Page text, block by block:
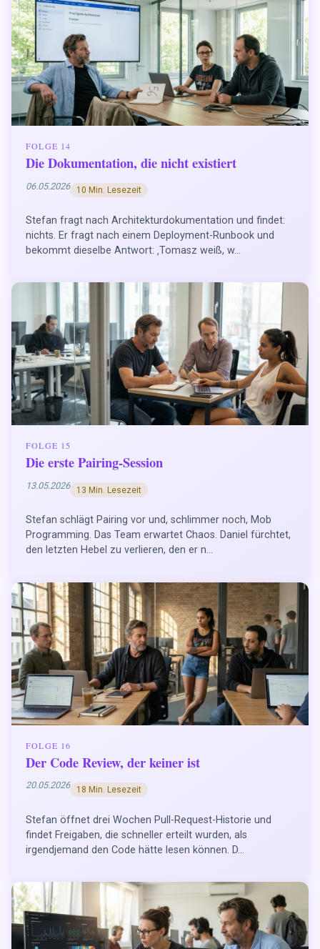
FOLGE 14
Die Dokumentation, die nicht existiert
06.05.2026 10 Min. Lesezeit
Stefan fragt nach Architekturdokumentation und findet:
nichts. Er fragt nach einem Deployment-Runbook und
bekommt dieselbe Antwort: ‚Tomasz weiß, w...
FOLGE 15
Die erste Pairing-Session
13.05.2026 13 Min. Lesezeit
Stefan schlägt Pairing vor und, schlimmer noch, Mob
Programming. Das Team erwartet Chaos. Daniel fürchtet,
den letzten Hebel zu verlieren, den er n...
FOLGE 16
Der Code Review, der keiner ist
20.05.2026 18 Min. Lesezeit
Stefan öffnet drei Wochen Pull-Request-Historie und
findet Freigaben, die schneller erteilt wurden, als
irgendjemand den Code hätte lesen können. D...